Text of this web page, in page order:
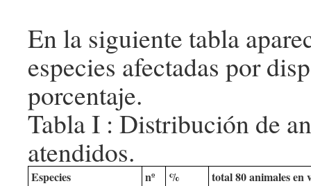
En la siguiente tabla
especies afectadas por
porcentaje.
Tabla I : Distribución de
atendidos.
Especies nº % total 80 animales en